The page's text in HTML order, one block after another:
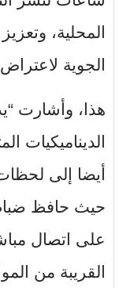
المحلية،
الجوية
هذا، وأشارت
الديناميكيات
أيضا إلى
حيث حافظ
على اتصال
القريبة من